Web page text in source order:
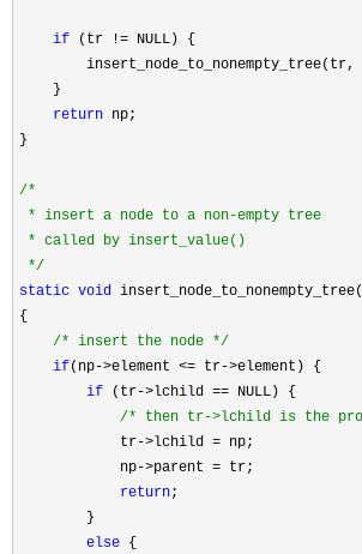
if (tr != NULL) {
insert_node_to_nonempty_tree(tr,
    }
return np;
}
/*
* insert a node to a non-empty tree
* called by insert_value()
*/
static void
{
/* insert the node */
if(np->element <= tr->element) {
if (tr->lchild == NULL) {
/* then tr->lchild is the
            tr
->lchild = np;
            np
->parent = tr;
return;
        }
else {